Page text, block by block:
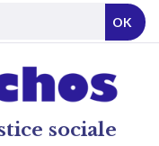
sociale
OK